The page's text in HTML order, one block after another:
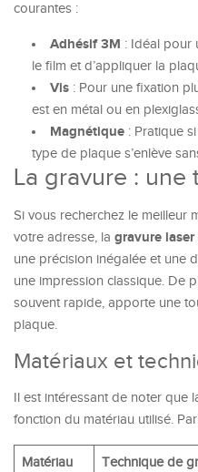
courantes :
Adhésif 3M : Idéal pour
le film et d’appliquer la
Vis : Pour une fixation
est en métal ou en
Magnétique : Pratique
type de plaque s’enlève
La gravure : une
Si vous recherchez le meilleur
votre adresse, la gravure laser
une précision inégalée et une
une impression classique. De
souvent rapide, apporte une
plaque.
Matériaux et
Il est intéressant de noter que
fonction du matériau utilisé.
Matériau Technique de